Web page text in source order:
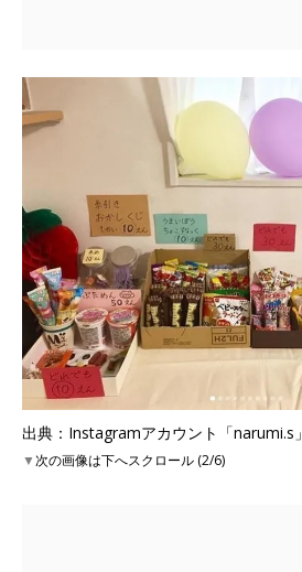
出典：Instagramアカウント「narumi.s」
▼次の画像は下へスクロール (2/6)